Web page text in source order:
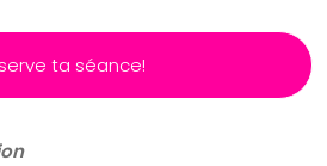
ta séance!